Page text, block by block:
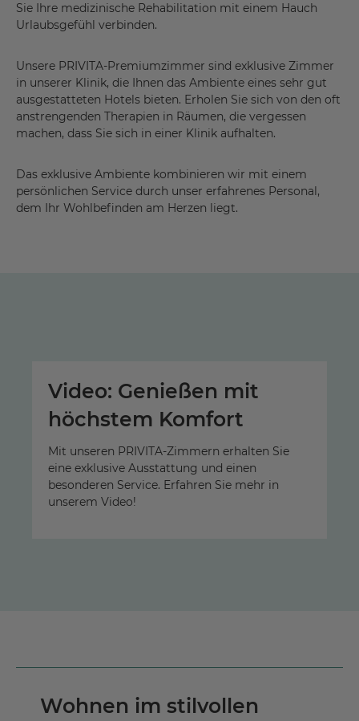
Sie Ihre medizinische Rehabilitation mit einem Hauch
Urlaubsgefühl verbinden.
Unsere PRIVITA-Premiumzimmer sind exklusive Zimmer
in unserer Klinik, die Ihnen das Ambiente eines sehr gut
ausgestatteten Hotels bieten. Erholen Sie sich von den oft
anstrengenden Therapien in Räumen, die vergessen
machen, dass Sie sich in einer Klinik aufhalten.
Das exklusive Ambiente kombinieren wir mit einem
persönlichen Service durch unser erfahrenes Personal,
dem Ihr Wohlbefinden am Herzen liegt.
Video: Genießen mit
höchstem Komfort
Mit unseren PRIVITA-Zimmern erhalten Sie
eine exklusive Ausstattung und einen
besonderen Service. Erfahren Sie mehr in
unserem Video!
Wohnen im stilvollen